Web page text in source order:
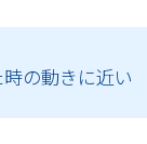
の動きに近い